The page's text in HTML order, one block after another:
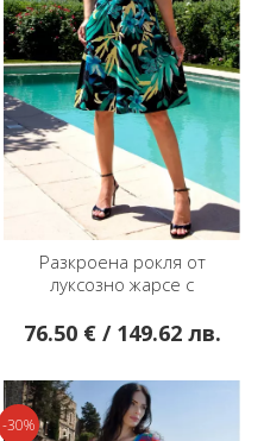
Разкроена рокля от
луксозно жарсе с
Turquoise Jungle
76.50 € / 149.62 лв.
-30%